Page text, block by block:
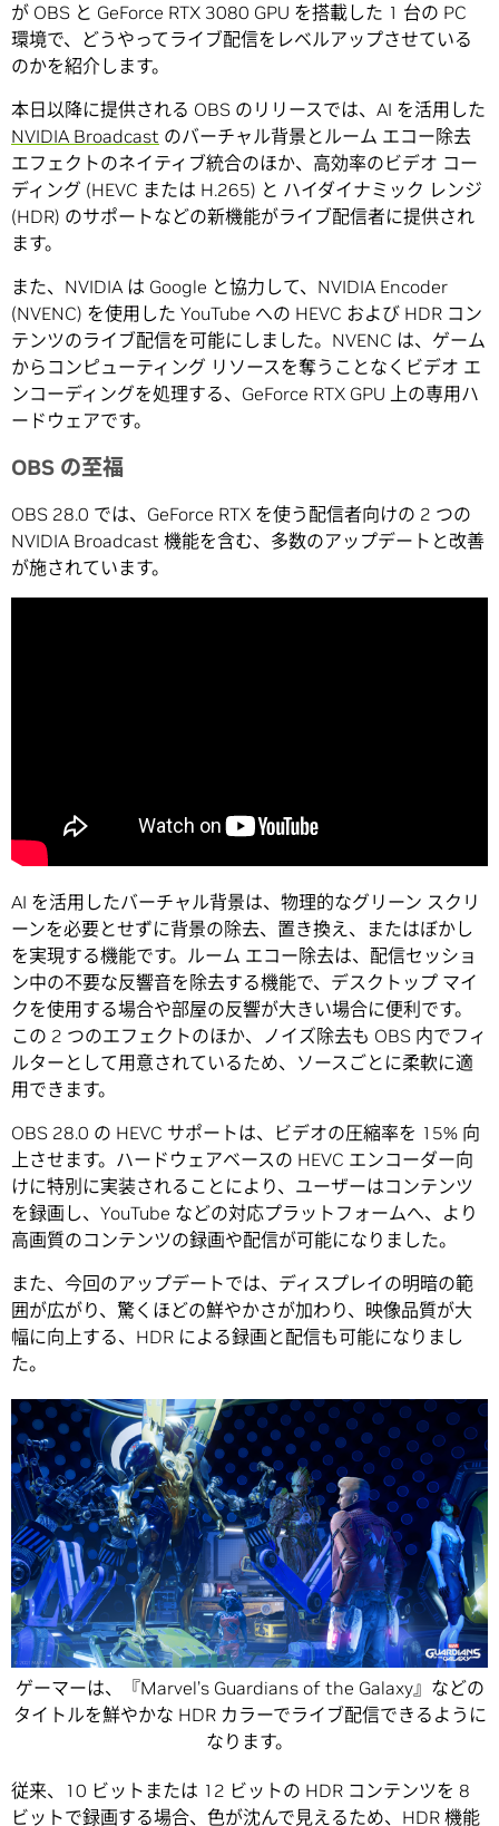
が OBS と GeForce RTX 3080 GPU を搭載した 1 台の PC
環境で、どうやってライブ配信をレベルアップさせている
のかを紹介します。
本日以降に提供される OBS のリリースでは、AI を活用した
NVIDIA Broadcast のバーチャル背景とルーム エコー除去
エフェクトのネイティブ統合のほか、高効率のビデオ コー
ディング (HEVC または H.265) と ハイダイナミック レンジ
(HDR) のサポートなどの新機能がライブ配信者に提供され
ます。
また、NVIDIA は Google と協力して、NVIDIA Encoder
(NVENC) を使用した YouTube への HEVC および HDR コン
テンツのライブ配信を可能にしました。NVENC は、ゲーム
からコンピューティング リソースを奪うことなくビデオ エ
ンコーディングを処理する、GeForce RTX GPU 上の専用ハ
ードウェアです。
OBS の至福
OBS 28.0 では、GeForce RTX を使う配信者向けの 2 つの
NVIDIA Broadcast 機能を含む、多数のアップデートと改善
が施されています。
AI を活用したバーチャル背景は、物理的なグリーン スクリ
ーンを必要とせずに背景の除去、置き換え、またはぼかし
を実現する機能です。ルーム エコー除去は、配信セッショ
ン中の不要な反響音を除去する機能で、デスクトップ マイ
クを使用する場合や部屋の反響が大きい場合に便利です。
この 2 つのエフェクトのほか、ノイズ除去も OBS 内でフィ
ルターとして用意されているため、ソースごとに柔軟に適
用できます。
OBS 28.0 の HEVC サポートは、ビデオの圧縮率を 15% 向
上させます。ハードウェアベースの HEVC エンコーダー向
けに特別に実装されることにより、ユーザーはコンテンツ
を録画し、YouTube などの対応プラットフォームへ、より
高画質のコンテンツの録画や配信が可能になりました。
また、今回のアップデートでは、ディスプレイの明暗の範
囲が広がり、驚くほどの鮮やかさが加わり、映像品質が大
幅に向上する、HDR による録画と配信も可能になりまし
た。
ゲーマーは、『Marvel’s Guardians of the Galaxy』などの
タイトルを鮮やかな HDR カラーでライブ配信できるように
なります。
従来、10 ビットまたは 12 ビットの HDR コンテンツを 8
ビットで録画する場合、色が沈んで見えるため、HDR 機能